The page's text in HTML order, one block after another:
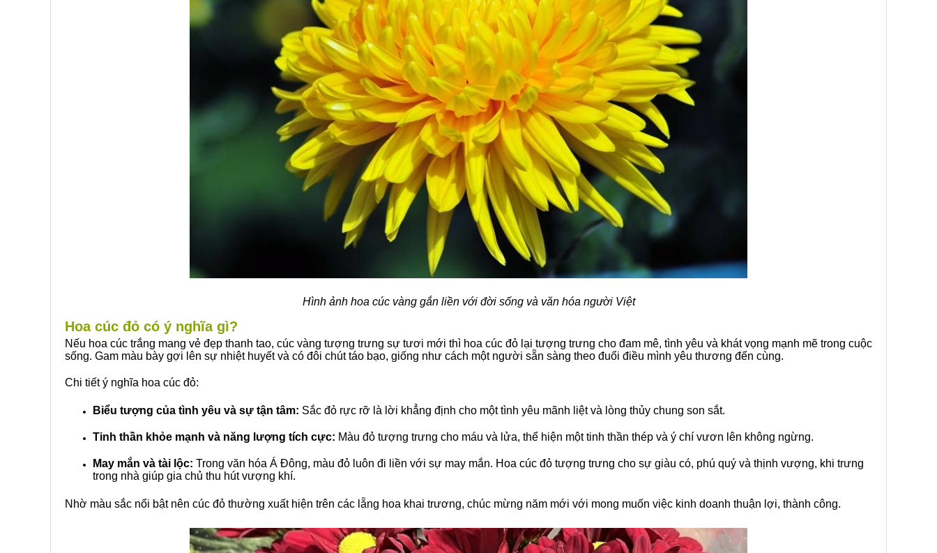
Hình ảnh hoa cúc vàng gắn liền với đời sống và văn hóa người Việt
Hoa cúc đỏ có ý nghĩa gì?
Nếu hoa cúc trắng mang vẻ đẹp thanh tao, cúc vàng tượng trưng sự tươi mới thì hoa cúc đỏ lại tượng trưng cho đam mê, tình yêu và khát vọng mạnh mẽ trong cuộc
sống. Gam màu bày gợi lên sự nhiệt huyết và có đôi chút táo bạo, giống như cách một người sẵn sàng theo đuổi điều mình yêu thương đến cùng.
Chi tiết ý nghĩa hoa cúc đỏ:
Biểu tượng của tình yêu và sự tận tâm: Sắc đỏ rực rỡ là lời khẳng định cho một tình yêu mãnh liệt và lòng thủy chung son sắt.
Tinh thần khỏe mạnh và năng lượng tích cực: Màu đỏ tượng trưng cho máu và lửa, thể hiện một tinh thần thép và ý chí vươn lên không ngừng.
May mắn và tài lộc: Trong văn hóa Á Đông, màu đỏ luôn đi liền với sự may mắn. Hoa cúc đỏ tượng trưng cho sự giàu có, phú quý và thịnh vượng, khi trưng
trong nhà giúp gia chủ thu hút vượng khí.
Nhờ màu sắc nổi bật nên cúc đỏ thường xuất hiện trên các lẵng hoa khai trương, chúc mừng năm mới với mong muốn việc kinh doanh thuận lợi, thành công.